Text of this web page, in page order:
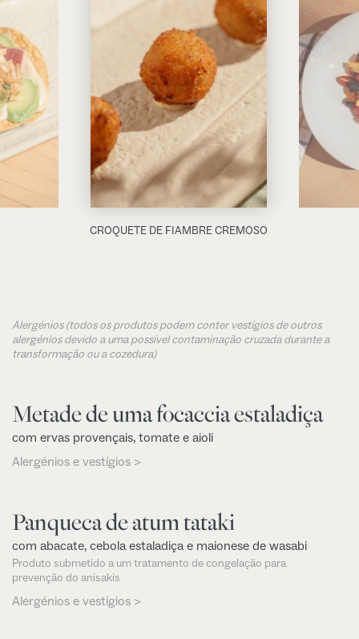
CROQUETE DE FIAMBRE CREMOSO
Alergénios (todos os produtos podem conter vestígios de outros
alergénios devido a uma possível contaminação cruzada durante a
transformação ou a cozedura)
Metade de uma focaccia estaladiça
com ervas provençais, tomate e aioli
Alergénios e vestígios >
Panqueca de atum tataki
com abacate, cebola estaladiça e maionese de wasabi
Produto submetido a um tratamento de congelação para
prevenção do anisakis
Alergénios e vestígios >